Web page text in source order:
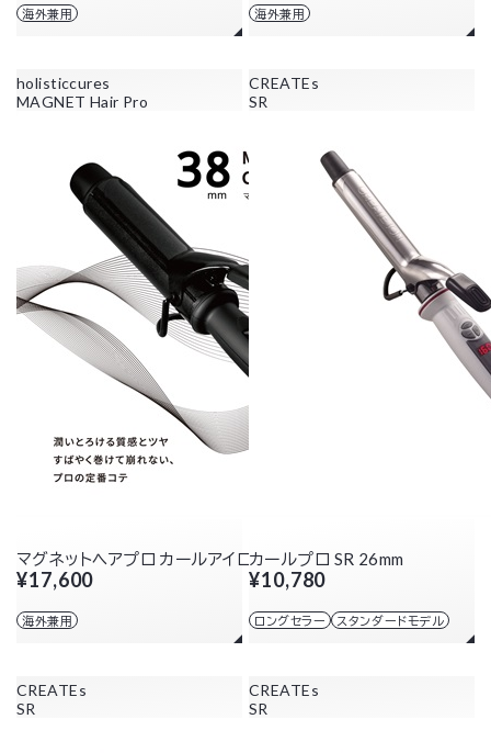
海外兼用 海外兼用
holisticcures
MAGNET Hair Pro
マグネットヘアプロ カールアイロン 38mm
¥17,600
海外兼用
CREATEs
SR
カールプロ SR 26mm
¥10,780
ロングセラー スタンダードモデル
CREATEs
SR
CREATEs
SR